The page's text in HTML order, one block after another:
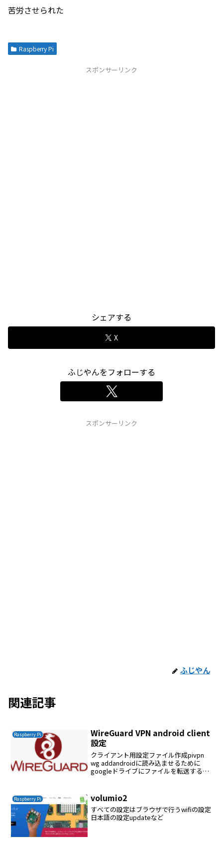
苦労させられた
Raspberry Pi
スポンサーリンク
シェアする
X
ふじやんをフォローする
スポンサーリンク
ふじやん
関連記事
Raspberry Pi
WireGuard VPN android client
設定
クライアント用設定ファイル作成pivpn
wg addandroidに読み込ませるために
googleドライブにファイルを転送する
Raspberry Pi volumio2
すべての設定はブラウザで行うwifiの設定
日本語の設定updateなど